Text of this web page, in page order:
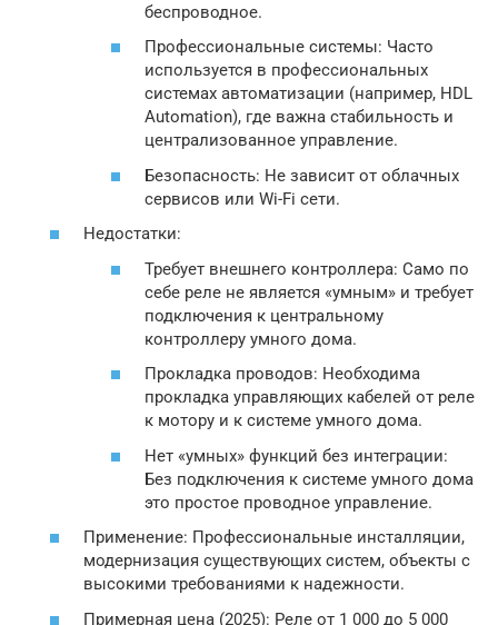
беспроводное.
Профессиональные системы: Часто
используется в профессиональных
системах автоматизации (например, HDL
Automation), где важна стабильность и
централизованное управление.
Безопасность: Не зависит от облачных
сервисов или Wi-Fi сети.
Недостатки:
Требует внешнего контроллера: Само по
себе реле не является «умным» и требует
подключения к центральному
контроллеру умного дома.
Прокладка проводов: Необходима
прокладка управляющих кабелей от реле
к мотору и к системе умного дома.
Нет «умных» функций без интеграции:
Без подключения к системе умного дома
это простое проводное управление.
Применение: Профессиональные инсталляции,
модернизация существующих систем, объекты с
высокими требованиями к надежности.
Примерная цена (2025): Реле от 1 000 до 5 000